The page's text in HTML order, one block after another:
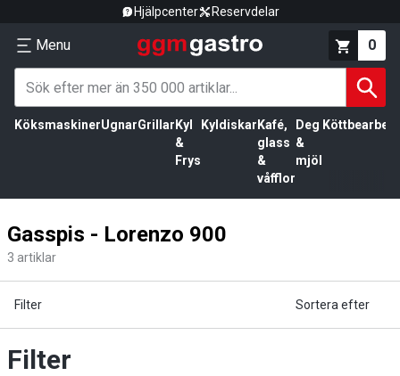
Hjälpcenter Reservdelar
Menu 0
KöksmaskinerUgnarGrillar Kyl
&
Frys
Kyldiskar Kafé,
glass
&
våfflor
Deg
&
mjöl
Gasspis - Lorenzo 900
3 artiklar
Filter Sortera efter
Filter